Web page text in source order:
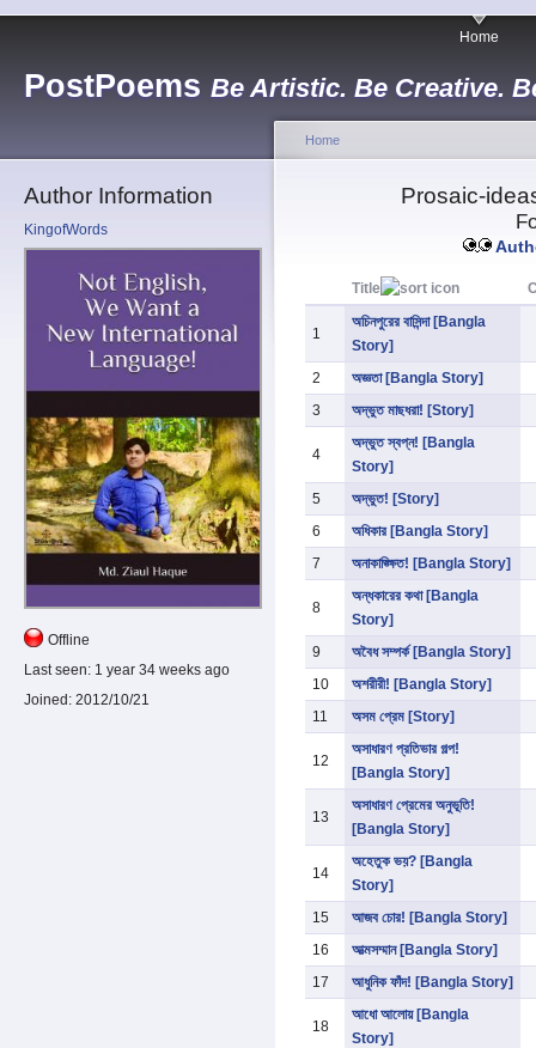
PostPoems Be Artistic. Be Creative.
Home
Author Information
KingofWords
Offline
Last seen: 1 year 34 weeks ago
Joined: 2012/10/21
Home
Prosaic-
Title
1
অচিনপুরের বাসিন্দা [Bangla
Story]
2
অজ্ঞতা [Bangla Story]
3
অদ্ভুত মাছধরা! [Story]
4
অদ্ভুত স্বপ্ন! [Bangla
Story]
5
অদ্ভুত! [Story]
6
অধিকার [Bangla Story]
7
অনাকাঙ্ক্ষিত! [Bangla Story]
8
অন্ধকারের কথা [Bangla
Story]
9
অবৈধ সম্পর্ক [Bangla Story]
10
অশরীরী! [Bangla Story]
11
অসম প্রেম [Story]
12
অসাধারণ প্রতিভার গল্প!
[Bangla Story]
13
অসাধারণ প্রেমের অনুভূতি!
[Bangla Story]
14
অহেতুক ভয়? [Bangla
Story]
15
আজব চোর! [Bangla Story]
16
আত্মসম্মান [Bangla Story]
17
আধুনিক ফাঁদ! [Bangla Story]
18
আধো আলোয় [Bangla
Story]